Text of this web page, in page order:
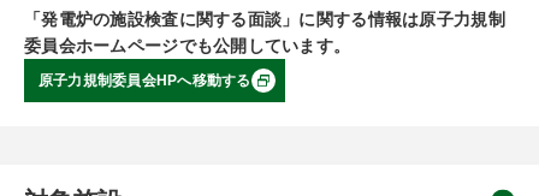
「発電炉の施設検査に関する面談」に関する情報は原子力規制
委員会ホームページでも公開しています。
原子力規制委員会HPへ移動する